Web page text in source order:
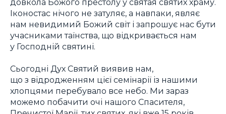
Іконостас нічого не затуляє, а навпаки, являє
нам невидимий Божий світ і запрошує нас бути
учасниками таїнства, що відкривається нам
у Господній святині.
Сьогодні Дух Святий виявив нам,
що з відродженням цієї семінарії із нашими
хлопцями перебувало все небо. Ми зараз
можемо побачити очі нашого Спасителя,